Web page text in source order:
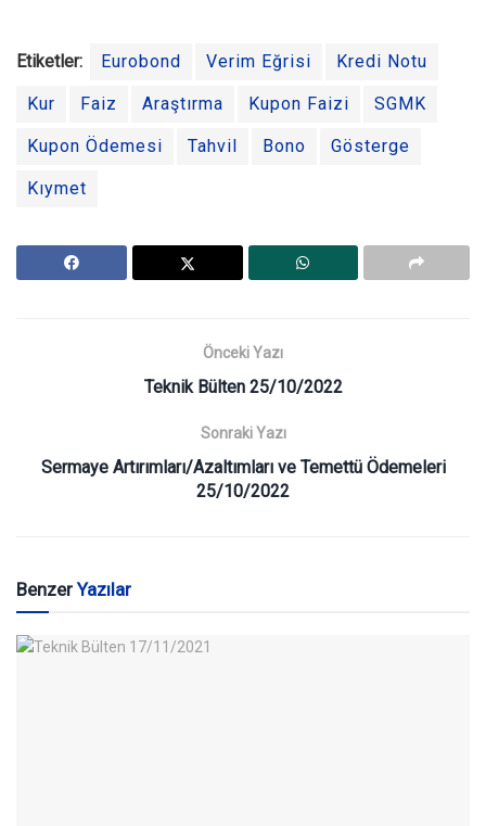
Etiketler: Eurobond Verim Eğrisi Kredi Notu
Kur Faiz Araştırma Kupon Faizi SGMK
Kupon Ödemesi Tahvil Bono Gösterge
Kıymet
Önceki Yazı
Teknik Bülten 25/10/2022
Sonraki Yazı
Sermaye Artırımları/Azaltımları ve Temettü Ödemeleri
25/10/2022
BenzerYazılar